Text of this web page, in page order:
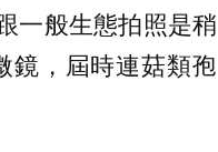
一般生態拍照是稍
鏡，屆時連菇類孢